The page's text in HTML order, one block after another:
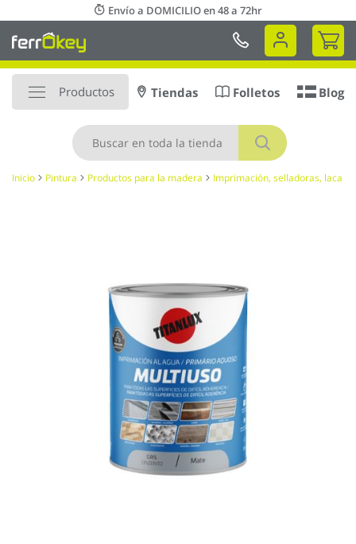
al
contenido
Envío a DOMICILIO en 48 a 72hr
Mi
Productos
Buscar
Tiendas Folletos Blog
Inicio Pintura Productos para la madera Imprimación, selladoras, laca